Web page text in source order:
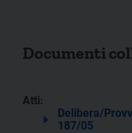
Documenti
Atti:
Delibera/
187/05